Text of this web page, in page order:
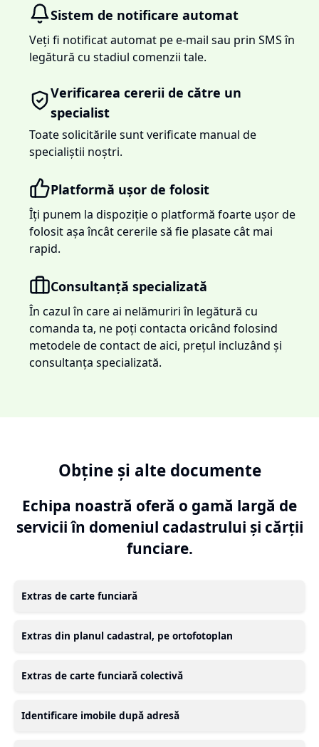
Sistem de notificare automat
Veți fi notificat automat pe e-mail sau prin SMS în
legătură cu stadiul comenzii tale.
Verificarea cererii de către un
specialist
Toate solicitările sunt verificate manual de
specialiștii noștri.
Platformă ușor de folosit
Îți punem la dispoziție o platformă foarte ușor de
folosit așa încât cererile să fie plasate cât mai
rapid.
Consultanță specializată
În cazul în care ai nelămuriri în legătură cu
comanda ta, ne poți contacta oricând folosind
metodele de contact de aici, prețul incluzând și
consultanța specializată.
Obține și alte documente
Echipa noastră oferă o gamă largă de
servicii în domeniul cadastrului și cărții
funciare.
Extras de carte funciară
Extras din planul cadastral, pe ortofotoplan
Extras de carte funciară colectivă
Identificare imobile după adresă